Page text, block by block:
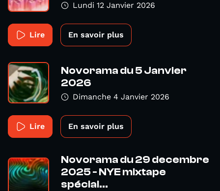
Lundi 12 Janvier 2026
Lire En savoir plus
Novorama du 5 Janvier
2026
Dimanche 4 Janvier 2026
Lire En savoir plus
Novorama du 29 decembre
2025 - NYE mixtape
spécial...